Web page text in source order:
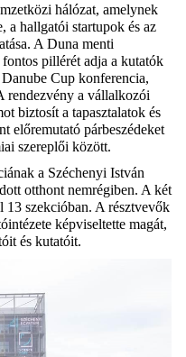
hálózat, amelynek
a hallgatói startupok és az
A Duna menti
fontos pillérét adja a kutatók
Cup konferencia,
rendezvény a vállalkozói
biztosít a tapasztalatok és
előremutató párbeszédeket
szereplői között.
a Széchenyi István
otthont nemrégiben. A két
13 szekcióban. A résztvevők
képviseltette magát,
és kutatóit.